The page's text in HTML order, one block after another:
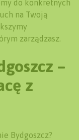
do konkretnych
na Twoją
zarządzasz.
–
z
Bydgoszcz?